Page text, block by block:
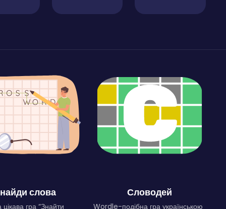
слова
гра “Знайти
Словодей
Wordle-подібна гра українською